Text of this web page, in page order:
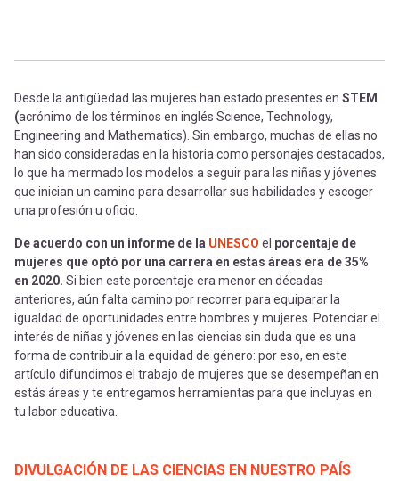
mi
cuenta
Desde la antigüedad las mujeres han estado presentes en STEM
(acrónimo de los términos en inglés Science, Technology,
Engineering and Mathematics). Sin embargo, muchas de ellas no
han sido consideradas en la historia como personajes destacados,
lo que ha mermado los modelos a seguir para las niñas y jóvenes
que inician un camino para desarrollar sus habilidades y escoger
una profesión u oficio.
De acuerdo con un informe de la UNESCO el porcentaje de
mujeres que optó por una carrera en estas áreas era de 35%
en 2020. Si bien este porcentaje era menor en décadas
anteriores, aún falta camino por recorrer para equiparar la
igualdad de oportunidades entre hombres y mujeres. Potenciar el
interés de niñas y jóvenes en las ciencias sin duda que es una
forma de contribuir a la equidad de género: por eso, en este
artículo difundimos el trabajo de mujeres que se desempeñan en
estás áreas y te entregamos herramientas para que incluyas en
tu labor educativa.
DIVULGACIÓN DE LAS CIENCIAS EN NUESTRO PAÍS